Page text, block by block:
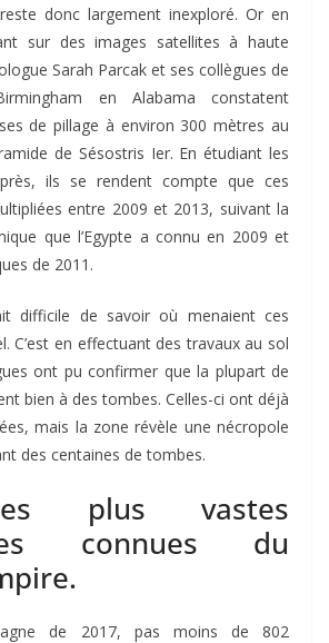
donc largement inexploré. Or en
sur des images satellites à haute
Sarah Parcak et ses collègues de
en Alabama constatent
de pillage à environ 300 mètres au
de Sésostris Ier. En étudiant les
ils se rendent compte que ces
entre 2009 et 2013, suivant la
que l’Egypte a connu en 2009 et
de 2011.
difficile de savoir où menaient ces
C’est en effectuant des travaux au sol
ont pu confirmer que la plupart de
bien à des tombes. Celles-ci ont déjà
mais la zone révèle une nécropole
des centaines de tombes.
plus vastes
connues du
de 2017, pas moins de 802